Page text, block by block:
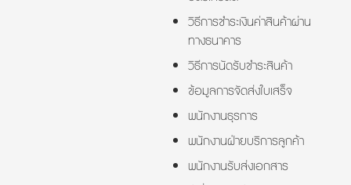
วิธีการชำระเงินค่าสินค้าผ่าน
ทางธนาคาร
วิธีการนัดรับชำระสินค้า
ข้อมูลการจัดส่งใบเสร็จ
พนักงานธุรการ
พนักงานฝ่ายบริการลูกค้า
พนักงานรับส่งเอกสาร